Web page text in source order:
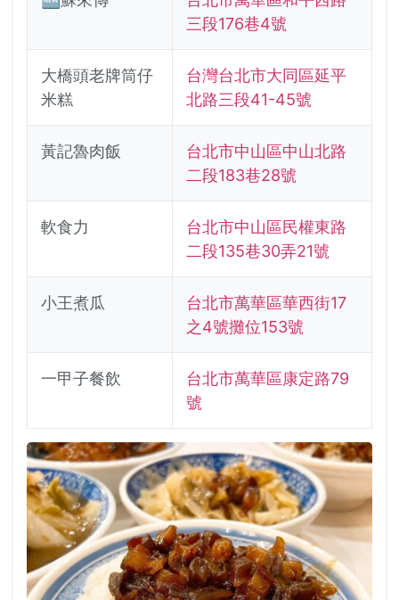
三段176巷4號
大橋頭老牌筒仔
米糕
台灣台北市大同區延平
北路三段41-45號
黃記魯肉飯
台北市中山區中山北路
二段183巷28號
軟食力
台北市中山區民權東路
二段135巷30弄21號
小王煮瓜
台北市萬華區華西街17
之4號攤位153號
一甲子餐飲
台北市萬華區康定路79
號